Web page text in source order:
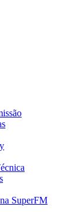
SuperFM